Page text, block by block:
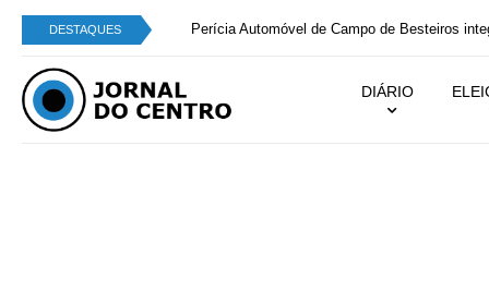
DESTAQUES Perícia Automóvel de Campo de Besteiros
DIÁRIO